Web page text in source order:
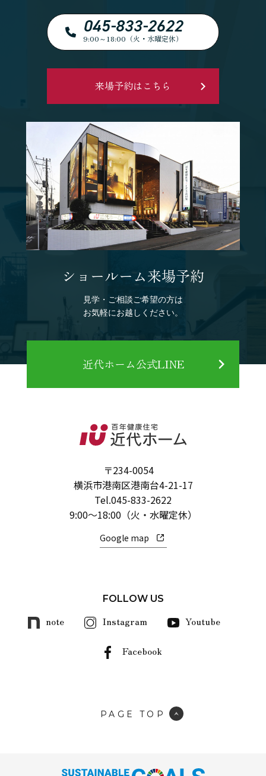
045-833-2622
9:00～18:00（火・水曜定休）
来場予約はこちら
ショールーム来場予約
見学・ご相談ご希望の方は
お気軽にお越しください。
近代ホーム公式LINE
〒234-0054
横浜市港南区港南台4-21-17
Tel.045-833-2622
9:00～18:00（火・水曜定休）
Google map
FOLLOW US
note Instagram Youtube
Facebook
PAGE TOP